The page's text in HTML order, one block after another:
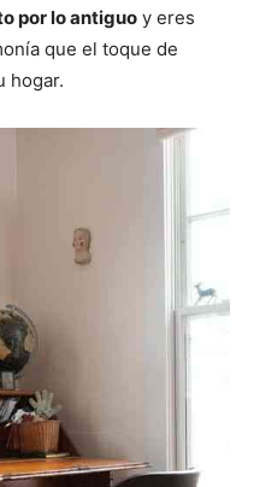
por lo antiguo y eres
que el toque de
hogar.